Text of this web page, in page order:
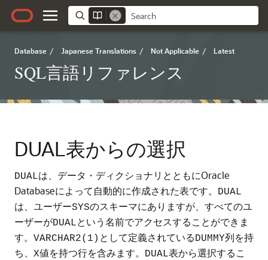
Database / Japanese Translations / Not Applicable / Latest
SQL言語リファレンス
DUAL表からの選択
DUALは、データ・ディクショナリとともにOracle
Databaseによって自動的に作成された表です。
DUAL
は、ユーザーSYSのスキーマにありますが、すべてのユ
ーザーがDUALという名前でアクセスすることができま
す。 VARCHAR2(1) として定義されているDUMMY列を持
ち、 X値を持つ行を含みます。 DUAL表から選択するこ